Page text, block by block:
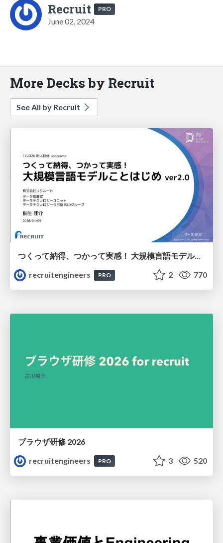
Recruit PRO
June 02, 2024
More Decks by Recruit
See All by Recruit
つくって納得、つかって実感！ 大規模言語モデルことはじめ ver2.0
recruitengineers
PRO 2 770
ブラウザ研修 2026
recruitengineers
PRO 3 520